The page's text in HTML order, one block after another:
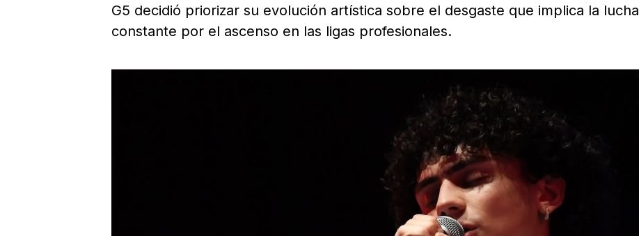
G5 decidió priorizar su evolución artística sobre el desgaste que implica la lucha
constante por el ascenso en las ligas profesionales.